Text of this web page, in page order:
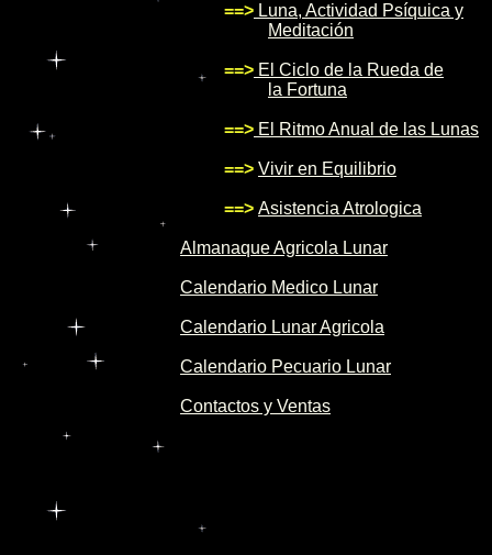
==> Luna, Actividad Psíquica y
Meditación
==> El Ciclo de la Rueda de
la Fortuna
==> El Ritmo Anual de las Lunas
==> Vivir en Equilibrio
==> Asistencia Atrologica
Almanaque Agricola Lunar
Calendario Medico Lunar
Calendario Lunar Agricola
Calendario Pecuario Lunar
Contactos y Ventas